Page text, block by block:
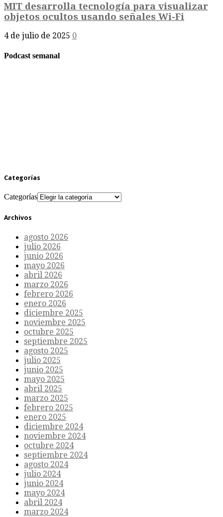
MIT desarrolla tecnología para visualizar
objetos ocultos usando señales Wi-Fi
4 de julio de 2025 0
Podcast semanal
Categorías
Categorías
Archivos
agosto 2026
julio 2026
junio 2026
mayo 2026
abril 2026
marzo 2026
febrero 2026
enero 2026
diciembre 2025
noviembre 2025
octubre 2025
septiembre 2025
agosto 2025
julio 2025
junio 2025
mayo 2025
abril 2025
marzo 2025
febrero 2025
enero 2025
diciembre 2024
noviembre 2024
octubre 2024
septiembre 2024
agosto 2024
julio 2024
junio 2024
mayo 2024
abril 2024
marzo 2024